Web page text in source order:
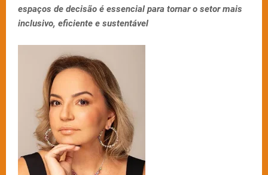
espaços de decisão é essencial para tornar o setor mais
inclusivo, eficiente e sustentável